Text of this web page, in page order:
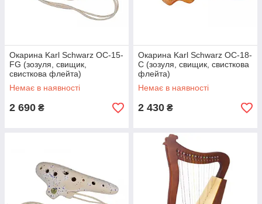
Окарина Karl Schwarz OC-15-
FG (зозуля, свищик,
свисткова флейта)
Немає в наявності
2 690 ₴
Окарина Karl Schwarz OC-18-
C (зозуля, свищик, свисткова
флейта)
Немає в наявності
2 430 ₴